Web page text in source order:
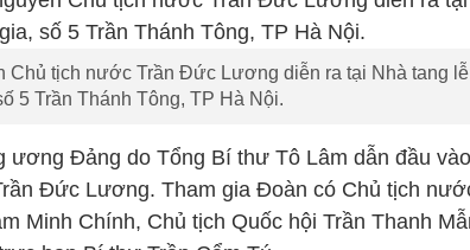
Chủ tịch nước Trần Đức Lương diễn ra tại Nhà tang lễ
5 Trần Thánh Tông, TP Hà Nội.